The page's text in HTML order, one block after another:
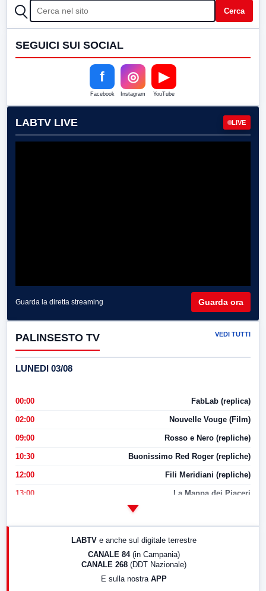
CERCA Cerca
SEGUICI SUI SOCIAL
f
Facebook
◎
Instagram
▶
YouTube
LABTV LIVE LIVE
Guarda la diretta streaming Guarda ora
PALINSESTO TV VEDI TUTTI
LUNEDI 03/08
00:00 FabLab (replica)
02:00 Nouvelle Vouge (Film)
09:00 Rosso e Nero (repliche)
10:30 Buonissimo Red Roger (repliche)
12:00 Fili Meridiani (repliche)
13:00 La Mappa dei Piaceri
LABTV e anche sul digitale terrestre
CANALE 84 (in Campania)
CANALE 268 (DDT Nazionale)
E sulla nostra APP